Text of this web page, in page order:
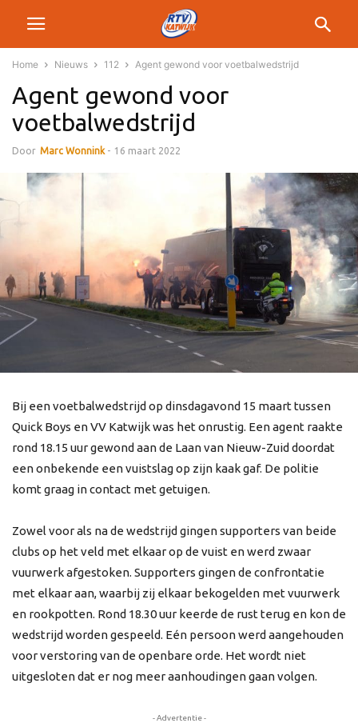
Home Nieuws 112 Agent gewond voor voetbalwedstrijd
Agent gewond voor
voetbalwedstrijd
Door Marc Wonnink - 16 maart 2022
Bij een voetbalwedstrijd op dinsdagavond 15 maart tussen
Quick Boys en VV Katwijk was het onrustig. Een agent raakte
rond 18.15 uur gewond aan de Laan van Nieuw-Zuid doordat
een onbekende een vuistslag op zijn kaak gaf. De politie
komt graag in contact met getuigen.
Zowel voor als na de wedstrijd gingen supporters van beide
clubs op het veld met elkaar op de vuist en werd zwaar
vuurwerk afgestoken. Supporters gingen de confrontatie
met elkaar aan, waarbij zij elkaar bekogelden met vuurwerk
en rookpotten. Rond 18.30 uur keerde de rust terug en kon de
wedstrijd worden gespeeld. Eén persoon werd aangehouden
voor verstoring van de openbare orde. Het wordt niet
uitgesloten dat er nog meer aanhoudingen gaan volgen.
- Advertentie -